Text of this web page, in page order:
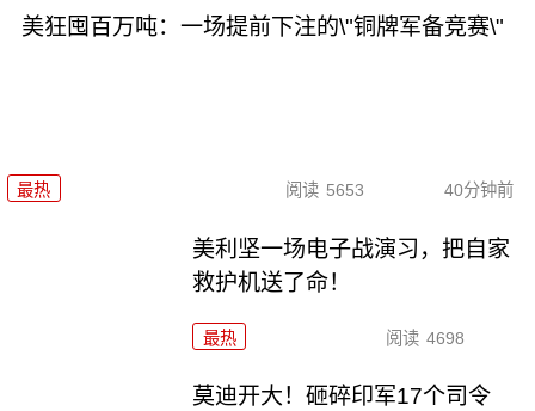
美狂囤百万吨：一场提前下注的\"铜牌军备竞赛\"
最热 阅读 5653 40分钟前
美利坚一场电子战演习，把自家
救护机送了命！
最热 阅读 4698
莫迪开大！砸碎印军17个司令